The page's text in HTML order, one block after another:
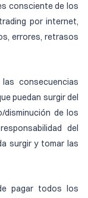
consciente de los
por internet,
errores, retrasos
consecuencias
puedan surgir del
disminución de los
del
surgir y tomar las
pagar todos los